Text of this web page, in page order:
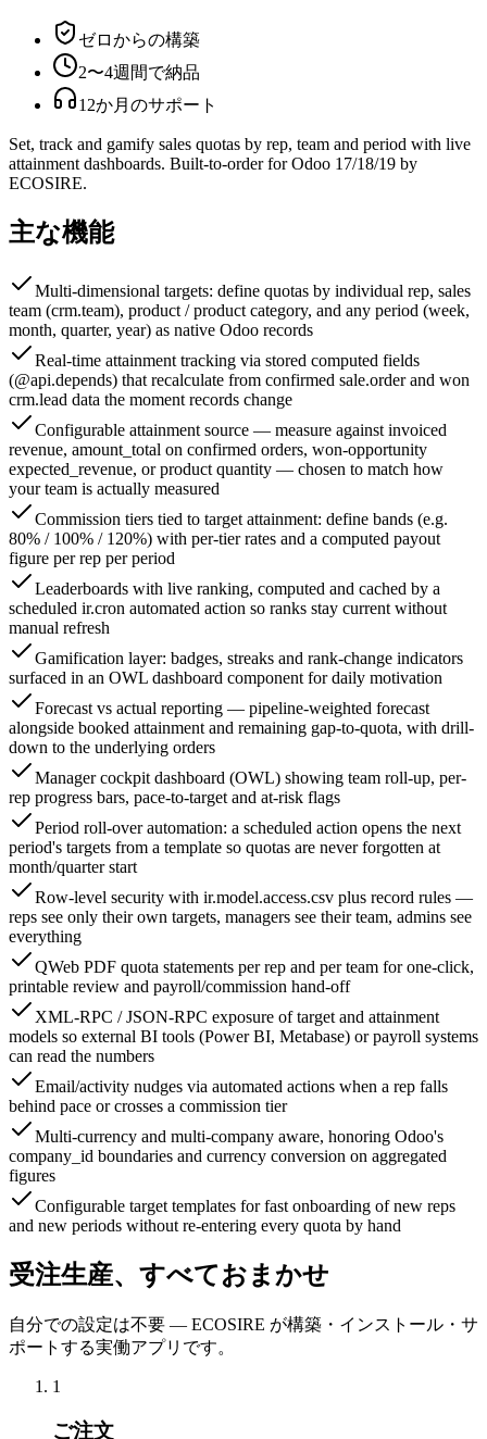
ゼロからの構築
2〜4週間で納品
12か月のサポート
Set, track and gamify sales quotas by rep, team and period with live
attainment dashboards. Built-to-order for Odoo 17/18/19 by
ECOSIRE.
主な機能
Multi-dimensional targets: define quotas by individual rep, sales
team (crm.team), product / product category, and any period (week,
month, quarter, year) as native Odoo records
Real-time attainment tracking via stored computed fields
(@api.depends) that recalculate from confirmed sale.order and won
crm.lead data the moment records change
Configurable attainment source — measure against invoiced
revenue, amount_total on confirmed orders, won-opportunity
expected_revenue, or product quantity — chosen to match how
your team is actually measured
Commission tiers tied to target attainment: define bands (e.g.
80% / 100% / 120%) with per-tier rates and a computed payout
figure per rep per period
Leaderboards with live ranking, computed and cached by a
scheduled ir.cron automated action so ranks stay current without
manual refresh
Gamification layer: badges, streaks and rank-change indicators
surfaced in an OWL dashboard component for daily motivation
Forecast vs actual reporting — pipeline-weighted forecast
alongside booked attainment and remaining gap-to-quota, with drill-
down to the underlying orders
Manager cockpit dashboard (OWL) showing team roll-up, per-
rep progress bars, pace-to-target and at-risk flags
Period roll-over automation: a scheduled action opens the next
period's targets from a template so quotas are never forgotten at
month/quarter start
Row-level security with ir.model.access.csv plus record rules —
reps see only their own targets, managers see their team, admins see
everything
QWeb PDF quota statements per rep and per team for one-click,
printable review and payroll/commission hand-off
XML-RPC / JSON-RPC exposure of target and attainment
models so external BI tools (Power BI, Metabase) or payroll systems
can read the numbers
Email/activity nudges via automated actions when a rep falls
behind pace or crosses a commission tier
Multi-currency and multi-company aware, honoring Odoo's
company_id boundaries and currency conversion on aggregated
figures
Configurable target templates for fast onboarding of new reps
and new periods without re-entering every quota by hand
受注生産、すべておまかせ
自分での設定は不要 — ECOSIRE が構築・インストール・サ
ポートする実働アプリです。
1
ご注文